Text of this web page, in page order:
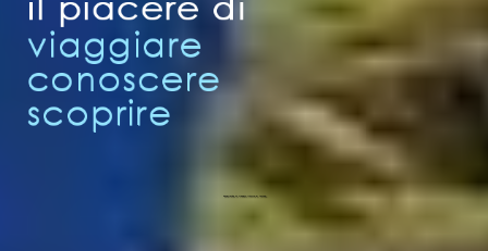
Esperienze di viaggio intorno al mondo